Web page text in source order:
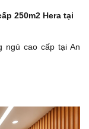
250m2 Hera tại
ngủ cao cấp tại An